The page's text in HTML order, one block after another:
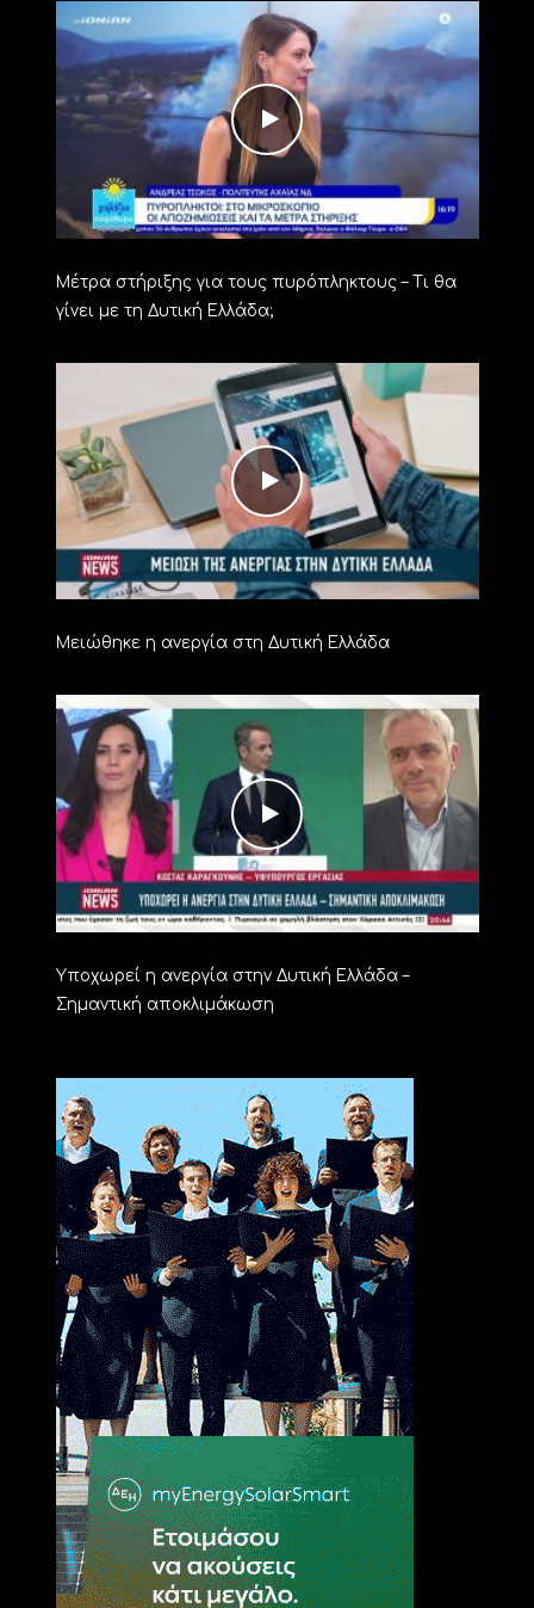
Μέτρα στήριξης για τους πυρόπληκτους – Τι θα
γίνει με τη Δυτική Ελλάδα;
Μειώθηκε η ανεργία στη Δυτική Ελλάδα
Υποχωρεί η ανεργία στην Δυτική Ελλάδα –
Σημαντική αποκλιμάκωση